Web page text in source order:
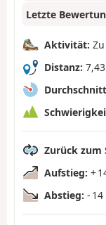
Letzte
Aktivität:
Distanz:
Zurück zum
Aufstieg: +
Abstieg: - 14